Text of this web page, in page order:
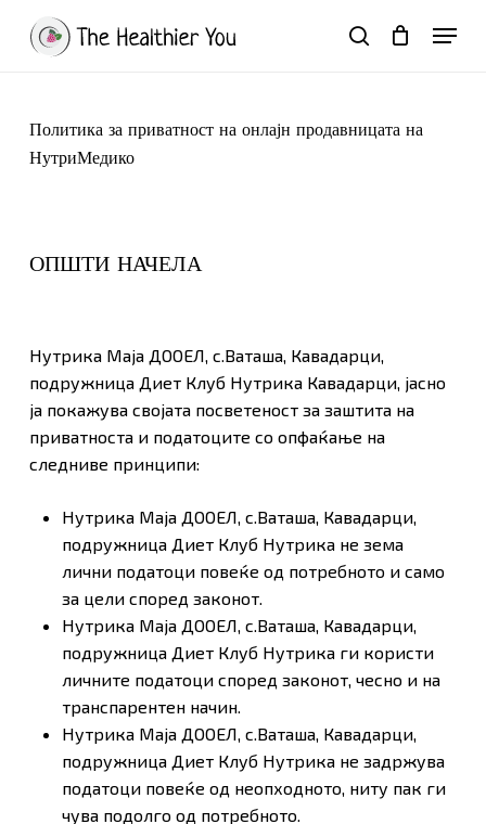
search
Menu
Кошничка Close
Политика за приватност на онлајн продавницата на
НутриМедико
ОПШТИ НАЧЕЛА
Нутрика Маја ДООЕЛ, с.Ваташа, Кавадарци,
подружница Диет Клуб Нутрика Кавадарци, јасно
ја покажува својата посветеност за заштита на
приватноста и податоците со опфаќање на
следниве принципи:
Нутрика Маја ДООЕЛ, с.Ваташа, Кавадарци,
подружница Диет Клуб Нутрика не зема
лични податоци повеќе од потребното и само
за цели според законот.
Нутрика Маја ДООЕЛ, с.Ваташа, Кавадарци,
подружница Диет Клуб Нутрика ги користи
личните податоци според законот, чесно и на
транспарентен начин.
Нутрика Маја ДООЕЛ, с.Ваташа, Кавадарци,
подружница Диет Клуб Нутрика не задржува
податоци повеќе од неопходното, ниту пак ги
чува подолго од потребното.